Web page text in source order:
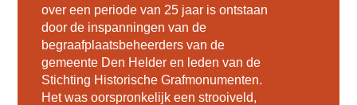
over een periode van 25 jaar is ontstaan
door de inspanningen van de
begraafplaatsbeheerders van de
gemeente Den Helder en leden van de
Stichting Historische Grafmonumenten.
Het was oorspronkelijk een strooiveld,